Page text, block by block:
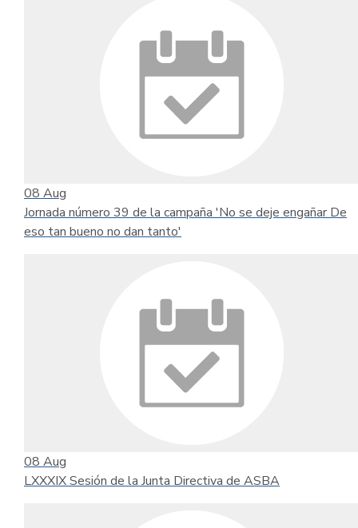
08 Aug
Jornada número 39 de la campaña 'No se deje engañar De
eso tan bueno no dan tanto'
08 Aug
LXXXIX Sesión de la Junta Directiva de ASBA